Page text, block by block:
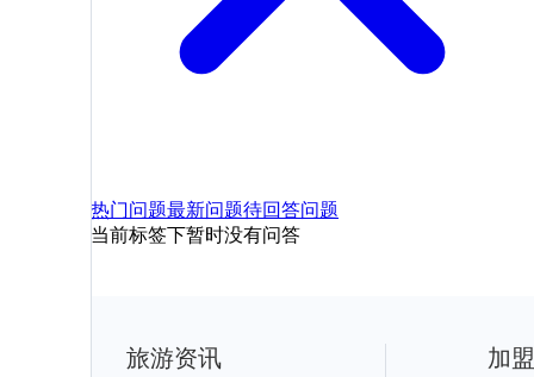
热门问题最新问题待回答问题
当前标签下暂时没有问答
旅游资讯 加